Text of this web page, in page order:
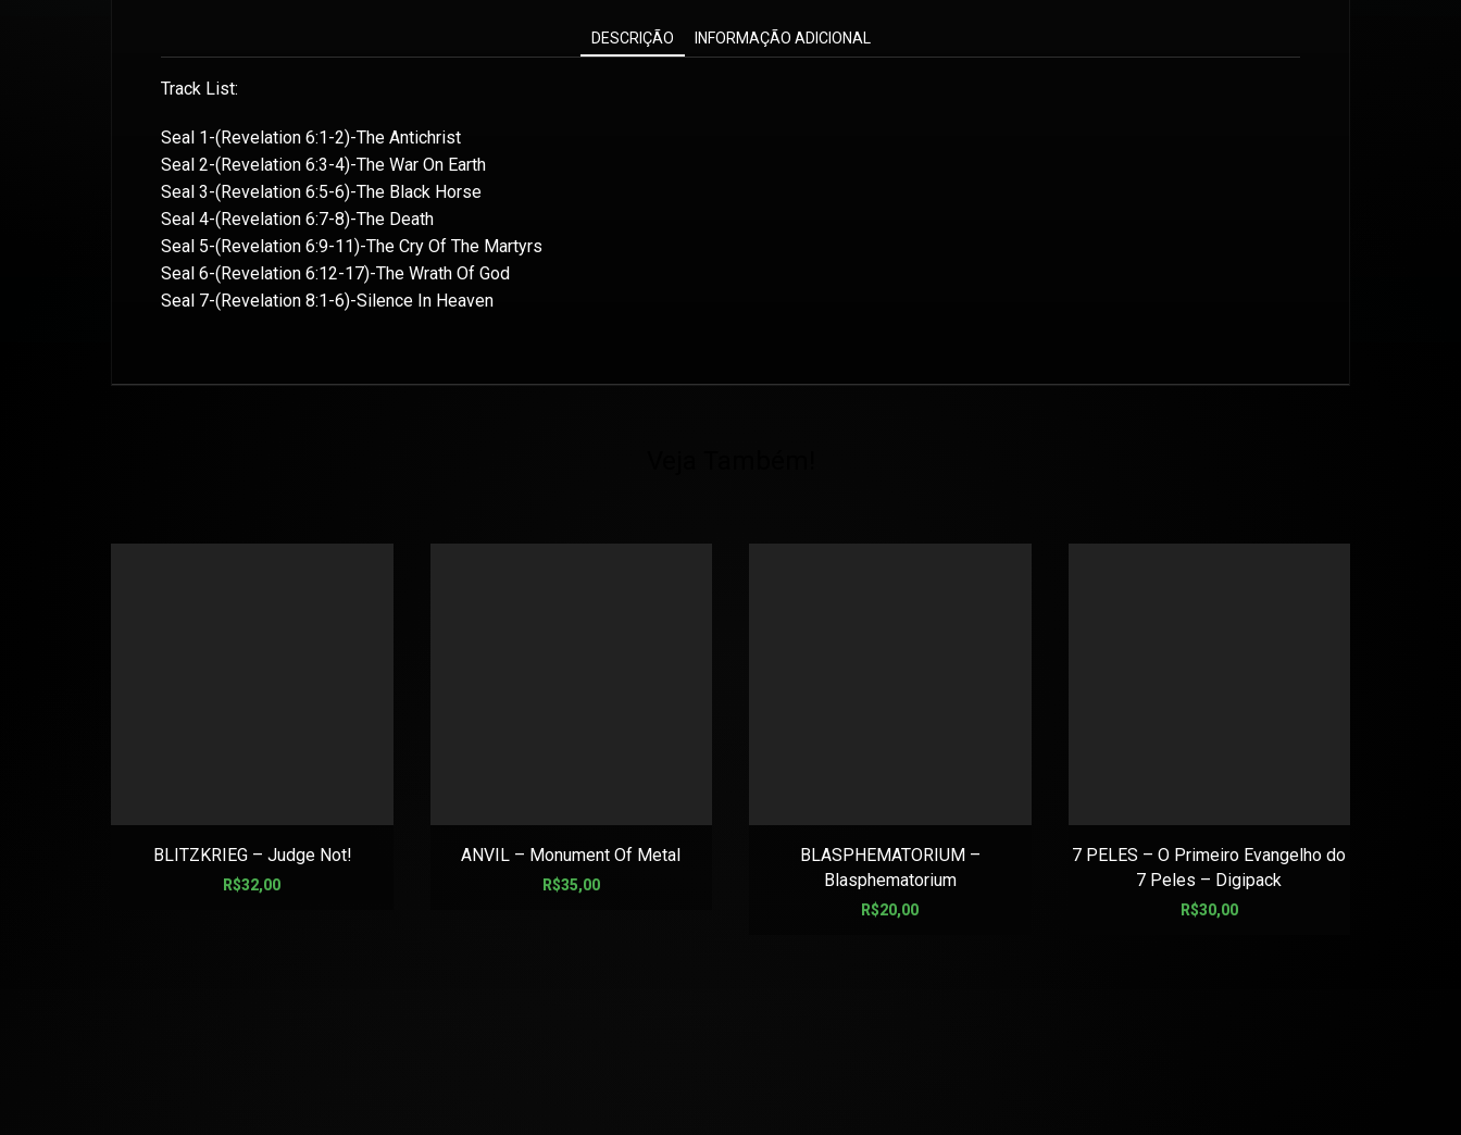
DESCRIÇÃO INFORMAÇÃO ADICIONAL
Track List:
Seal 1-(Revelation 6:1-2)-The Antichrist
Seal 2-(Revelation 6:3-4)-The War On Εarth
Seal 3-(Revelation 6:5-6)-The Black Horse
Seal 4-(Revelation 6:7-8)-The Death
Seal 5-(Revelation 6:9-11)-The Cry Of The Martyrs
Seal 6-(Revelation 6:12-17)-The Wrath Of God
Seal 7-(Revelation 8:1-6)-Silence In Heaven
BLITZKRIEG – Judge Not!
R$32,00
ANVIL – Monument Of Metal
R$35,00
BLASPHEMATORIUM –
Blasphematorium
R$20,00
7 PELES – O Primeiro Evangelho do
7 Peles – Digipack
R$30,00